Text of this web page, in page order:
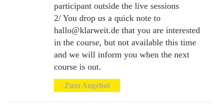
participant outside the live sessions
2/ You drop us a quick note to
hallo@klarweit.de that you are interested
in the course, but not available this time
and we will inform you when the next
course is out.
Zum Angebot